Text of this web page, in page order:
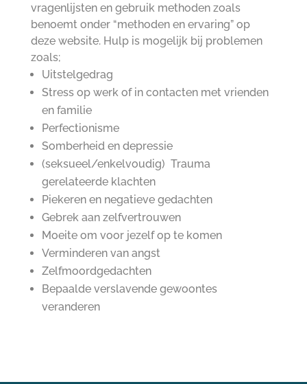
vragenlijsten en gebruik methoden zoals
benoemt onder “methoden en ervaring” op
deze website. Hulp is mogelijk bij problemen
zoals;
Uitstelgedrag
Stress op werk of in contacten met vrienden
en familie
Perfectionisme
Somberheid en depressie
(seksueel/enkelvoudig) Trauma
gerelateerde klachten
Piekeren en negatieve gedachten
Gebrek aan zelfvertrouwen
Moeite om voor jezelf op te komen
Verminderen van angst
Zelfmoordgedachten
Bepaalde verslavende gewoontes
veranderen